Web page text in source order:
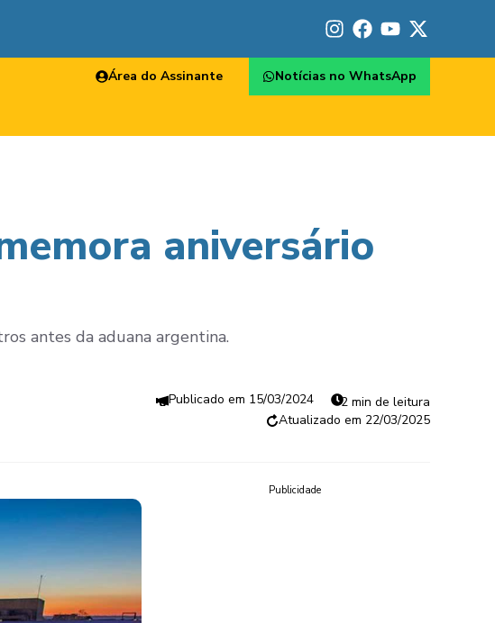
Área do Assinante Notícias no WhatsApp
aniversário
antes da aduana argentina.
15/03/2024
2 min de leitura
22/03/2025
Publicidade